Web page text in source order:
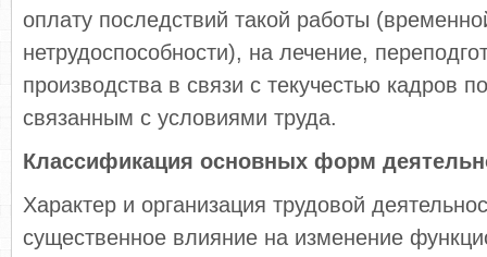
оплату последствий такой работы
нетрудоспособности), на лечение,
производства в связи с текучестью кадров
связанным с условиями труда.
Классификация основных форм
Характер и организация трудовой
существенное влияние на изменение